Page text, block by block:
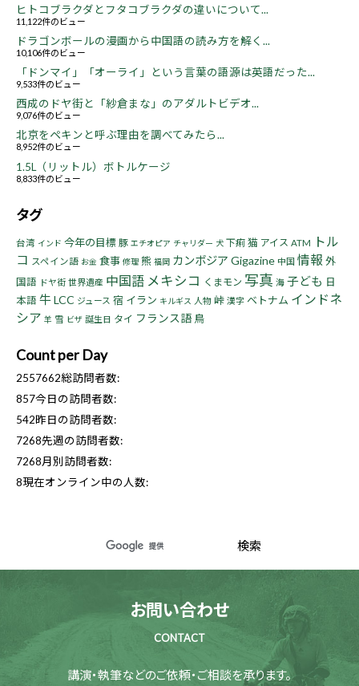
ヒトコブラクダとフタコブラクダの違いについて...
11,122件のビュー
ドラゴンボールの漫画から中国語の読み方を解く...
10,106件のビュー
「ドンマイ」「オーライ」という言葉の語源は英語だった...
9,533件のビュー
西成のドヤ街と「紗倉まな」のアダルトビデオ...
9,076件のビュー
北京をペキンと呼ぶ理由を調べてみたら...
8,952件のビュー
1.5L（リットル）ボトルケージ
8,833件のビュー
タグ
台湾 インド 今年の目標 豚 エチオピア チャリダー 犬 下痢 猫 アイス ATM
トル
コ スペイン語 お金 食事 修理 熊 福岡 カンボジア Gigazine 中国 情報 外
国語 ドヤ街 世界遺産 中国語 メキシコ くまモン 写真 海 子ども 日
本語 牛LCC ジュース 宿 イラン キルギス 人物 峠 漢字 ベトナム インドネ
シア 羊 雪 ビザ 誕生日 タイ フランス語 鳥
Count per Day
2557662総訪問者数:
857今日の訪問者数:
542昨日の訪問者数:
7268先週の訪問者数:
7268月別訪問者数:
8現在オンライン中の人数:
お問い合わせ
CONTACT
講演・執筆などのご依頼・ご相談を承ります。